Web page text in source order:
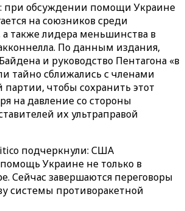
при обсуждении помощи Украине
на союзников среди
а также лидера меньшинства в
По данным издания,
и руководство Пентагона «‎‎в
тайно сближались с членами
партии, чтобы сохранить этот
на давление со стороны
их ультраправой
подчеркнули: США
Украине не только в
Сейчас завершаются переговоры
системы противоракетной